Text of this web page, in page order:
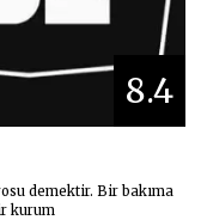
8.4
demektir. Bir bakıma
kurum